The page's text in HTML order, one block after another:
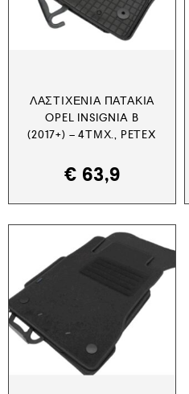
ΛΑΣΤΙΧΈΝΙΑ ΠΑΤΆΚΙΑ
OPEL INSIGNIA B
(2017+) – 4ΤΜΧ., PETEX
€ 63,9